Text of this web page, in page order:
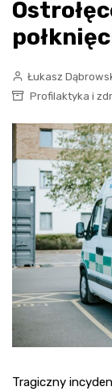
Łukasz
Profilaktyka i
Tragiczny